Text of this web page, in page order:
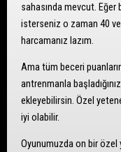
sahasında mevcut.
isterseniz o zaman 40
harcamanız lazım.
Ama tüm beceri
antrenmanla
ekleyebilirsin. Özel
iyi olabilir.
Oyunumuzda on bir özel